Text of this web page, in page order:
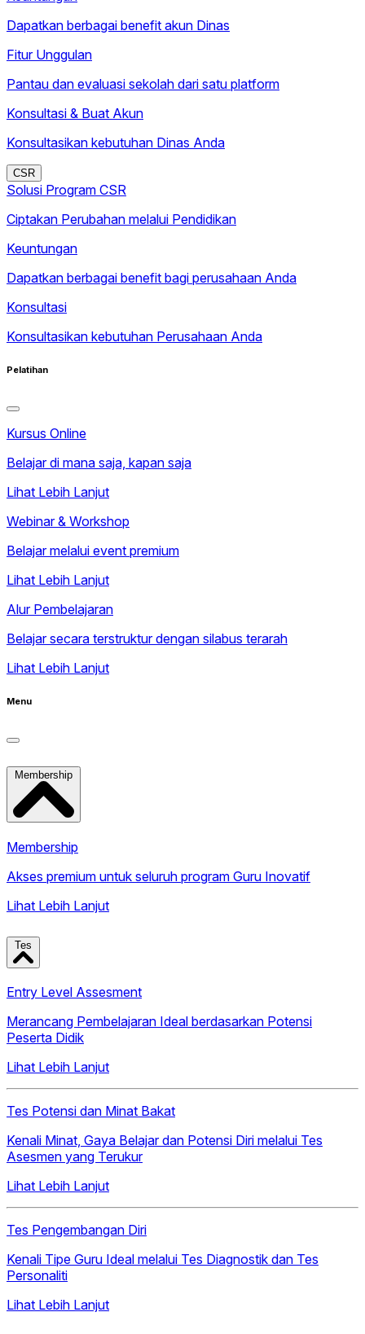
Dapatkan berbagai benefit akun Dinas
Fitur Unggulan
Pantau dan evaluasi sekolah dari satu platform
Konsultasi & Buat Akun
Konsultasikan kebutuhan Dinas Anda
CSR
Solusi Program CSR
Ciptakan Perubahan melalui Pendidikan
Keuntungan
Dapatkan berbagai benefit bagi perusahaan Anda
Konsultasi
Konsultasikan kebutuhan Perusahaan Anda
Pelatihan
Kursus Online
Belajar di mana saja, kapan saja
Lihat Lebih Lanjut
Webinar & Workshop
Belajar melalui event premium
Lihat Lebih Lanjut
Alur Pembelajaran
Belajar secara terstruktur dengan silabus terarah
Lihat Lebih Lanjut
Menu
Membership
Membership
Akses premium untuk seluruh program Guru Inovatif
Lihat Lebih Lanjut
Tes
Entry Level Assesment
Merancang Pembelajaran Ideal berdasarkan Potensi
Peserta Didik
Lihat Lebih Lanjut
Tes Potensi dan Minat Bakat
Kenali Minat, Gaya Belajar dan Potensi Diri melalui Tes
Asesmen yang Terukur
Lihat Lebih Lanjut
Tes Pengembangan Diri
Kenali Tipe Guru Ideal melalui Tes Diagnostik dan Tes
Personaliti
Lihat Lebih Lanjut